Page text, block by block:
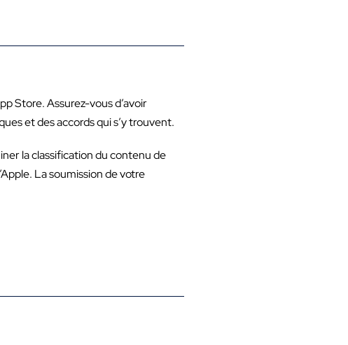
Store. Assurez-vous d’avoir
et des accords qui s’y trouvent.
la classification du contenu de
La soumission de votre